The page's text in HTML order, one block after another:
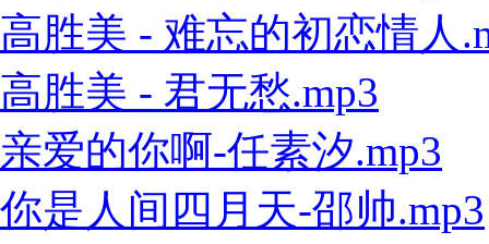
高胜美 - 难忘的初恋情人
高胜美 - 君无愁.mp3
亲爱的你啊-任素汐.mp3
你是人间四月天-邵帅.mp3